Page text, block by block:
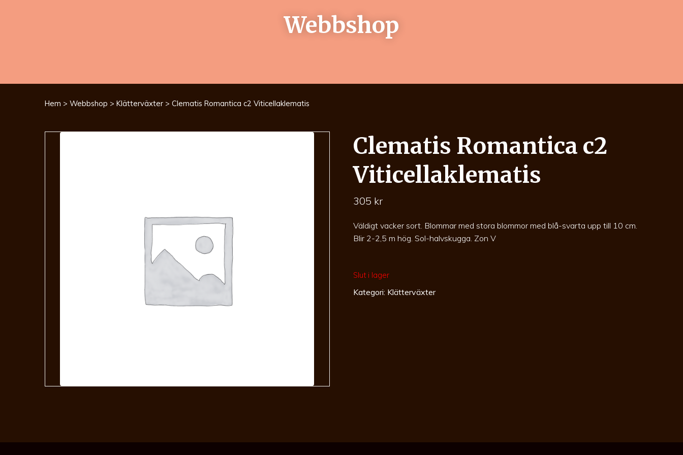
Webbshop
Hem > Webbshop > Klätterväxter > Clematis Romantica c2 Viticellaklematis
Clematis Romantica c2
Viticellaklematis
305 kr
Väldigt vacker sort. Blommar med stora blommor med blå-svarta upp till 10 cm.
Blir 2-2,5 m hög. Sol-halvskugga. Zon V
Slut i lager
Kategori: Klätterväxter